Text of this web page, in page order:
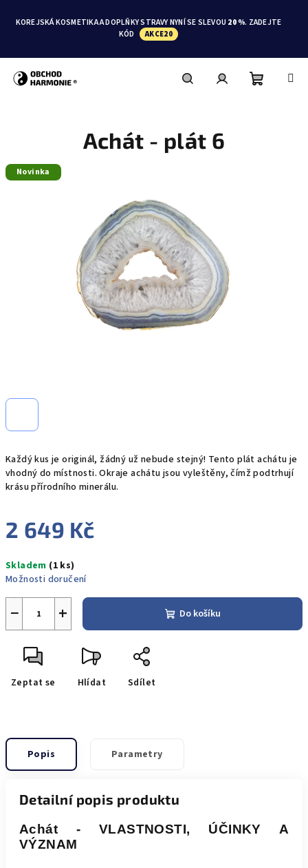
KOREJSKÁ KOSMETIKA A DOPLŇKY STRAVY NYNÍ SE SLEVOU 20 %. ZADEJTE
KÓD
AKCE20
Každý kus je originál, žádný už nebude stejný! Tento plát achátu je
vhodný do místnosti. Okraje achátu jsou vyleštěny, čímž podtrhují
krásu přírodního minerálu.
2 649 Kč
cena:
Skladem (1 ks)
Možnosti doručení
+
− Do košíku
Zeptat se Hlídat Sdílet
Achát - plát 6
Novinka
Popis Parametry
Detailní popis produktu
Achát - VLASTNOSTI, ÚČINKY A
VÝZNAM